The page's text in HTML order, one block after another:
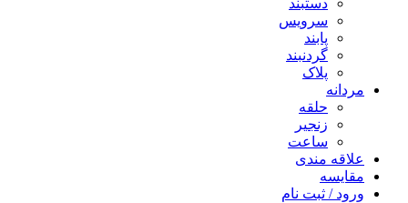
دستبند
سرویس
پابند
گردنبند
پلاک
مردانه
حلقه
زنجیر
ساعت
علاقه مندی
مقایسه
ورود / ثبت نام